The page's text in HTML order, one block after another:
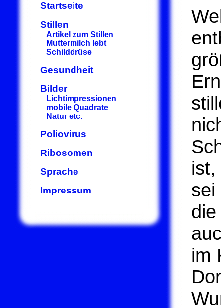
Startseite
Stillen
Artikel zum Stillen
Muttermilch lebt
Schilddrüse
Gesundheit
Bilder
Lichtimpressionen
mobile Quadrate
Natur etc.
Poliovirus
Ribosomen
Sprache
Impressum
ist,
sei
im